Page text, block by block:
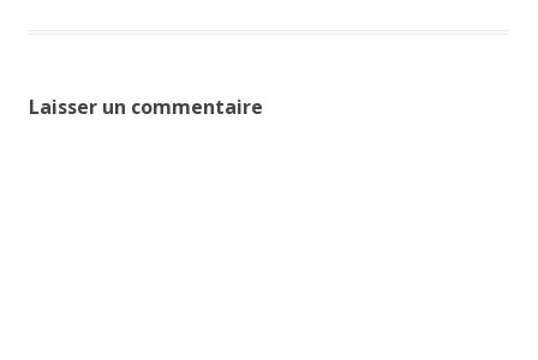
Laisser un commentaire